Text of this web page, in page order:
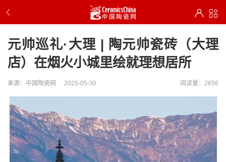
元帅巡礼·大理 | 陶元帅瓷砖（大理
店）在烟火小城里绘就理想居所
来源：中国陶瓷网 2025-05-30 阅读量：2656